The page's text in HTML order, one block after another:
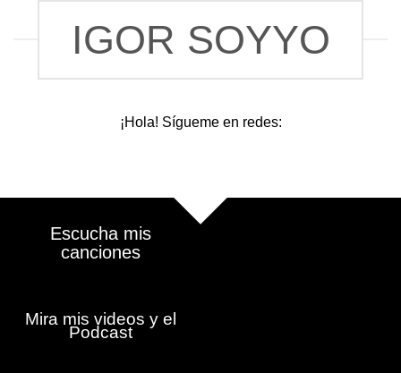
IGOR SOYYO
¡Hola! Sígueme en redes:
Escucha mis
canciones
Mira mis videos y el
Podcast